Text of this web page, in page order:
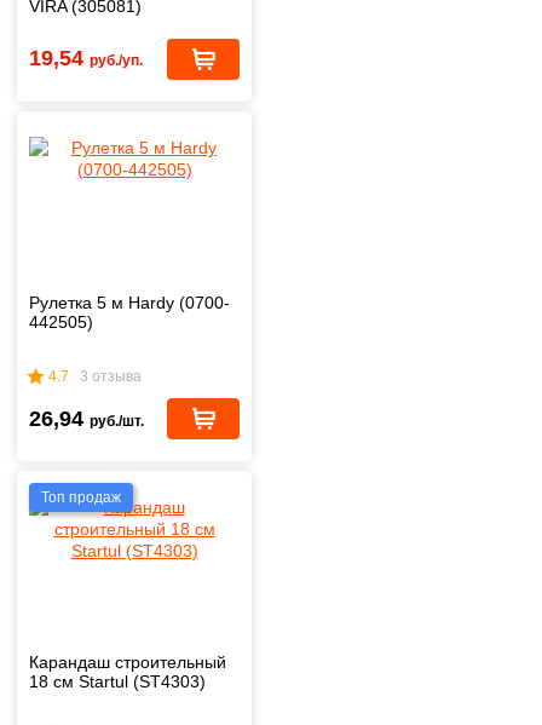
VIRA (305081)
19,54 руб./уп.
Рулетка 5 м Hardy (0700-
442505)
4.7 3 отзыва
26,94 руб./шт.
Топ продаж
Карандаш строительный
18 см Startul (ST4303)